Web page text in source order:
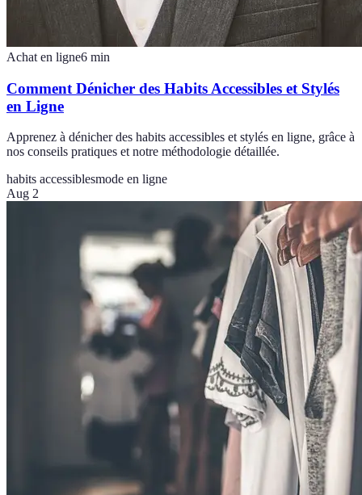
Achat en ligne6 min
Comment Dénicher des Habits Accessibles et Stylés
en Ligne
Apprenez à dénicher des habits accessibles et stylés en ligne, grâce à
nos conseils pratiques et notre méthodologie détaillée.
habits accessiblesmode en ligne
Aug 2